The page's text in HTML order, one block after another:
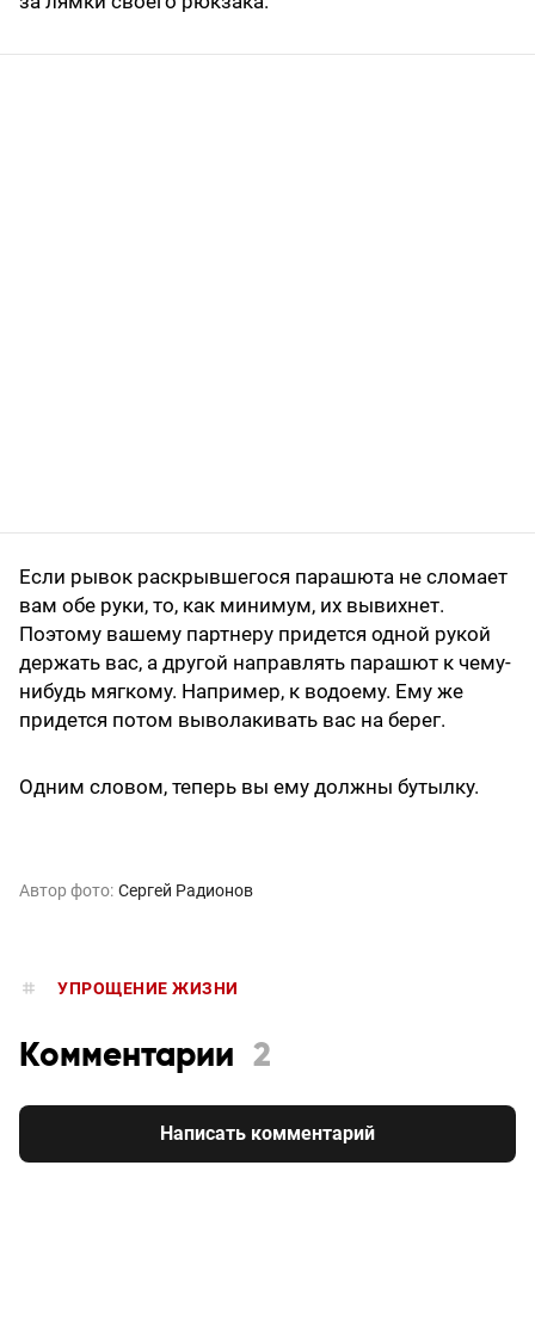
Если рывок раскрывшегося парашюта не сломает
вам обе руки, то, как минимум, их вывихнет.
Поэтому вашему партнеру придется одной рукой
держать вас, а другой направлять парашют к чему-
нибудь мягкому. Например, к водоему. Ему же
придется потом выволакивать вас на берег.
Одним словом, теперь вы ему должны бутылку.
Автор фото: Сергей Радионов
УПРОЩЕНИЕ ЖИЗНИ
Комментарии 2
Написать комментарий